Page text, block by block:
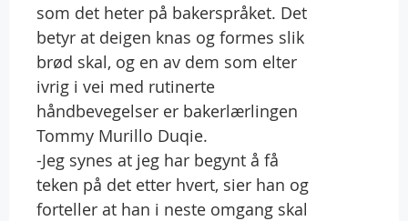
som det heter på bakerspråket. Det
betyr at deigen knas og formes slik
brød skal, og en av dem som elter
ivrig i vei med rutinerte
håndbevegelser er bakerlærlingen
Tommy Murillo Duqie.
-Jeg synes at jeg har begynt å få
teken på det etter hvert, sier han og
forteller at han i neste omgang skal